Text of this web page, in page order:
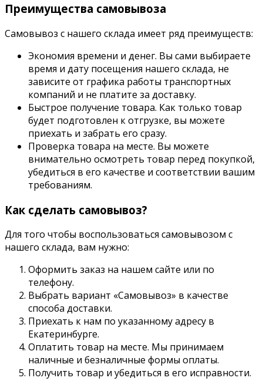
Преимущества самовывоза
Самовывоз с нашего склада имеет ряд преимуществ:
Экономия времени и денег. Вы сами выбираете
время и дату посещения нашего склада, не
зависите от графика работы транспортных
компаний и не платите за доставку.
Быстрое получение товара. Как только товар
будет подготовлен к отгрузке, вы можете
приехать и забрать его сразу.
Проверка товара на месте. Вы можете
внимательно осмотреть товар перед покупкой,
убедиться в его качестве и соответствии вашим
требованиям.
Как сделать самовывоз?
Для того чтобы воспользоваться самовывозом с
нашего склада, вам нужно:
Оформить заказ на нашем сайте или по
телефону.
Выбрать вариант «Самовывоз» в качестве
способа доставки.
Приехать к нам по указанному адресу в
Екатеринбурге.
Оплатить товар на месте. Мы принимаем
наличные и безналичные формы оплаты.
Получить товар и убедиться в его исправности.